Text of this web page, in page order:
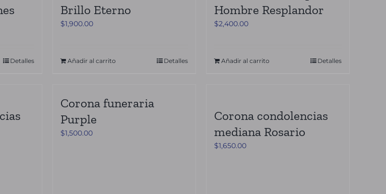
Detalles
Brillo Eterno
$1,900.00
Añadir al carrito Detalles
Hombre Resplandor
$2,400.00
Añadir al carrito Detalles
Corona funeraria
Purple
$1,500.00
Corona condolencias
mediana Rosario
$1,650.00